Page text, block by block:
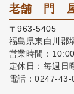
老舗 門
〒963-5405
福島県東白川郡
営業時間：
定休日：毎週日
電話：0247-